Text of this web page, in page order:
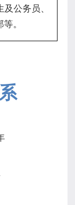
公务员、
。